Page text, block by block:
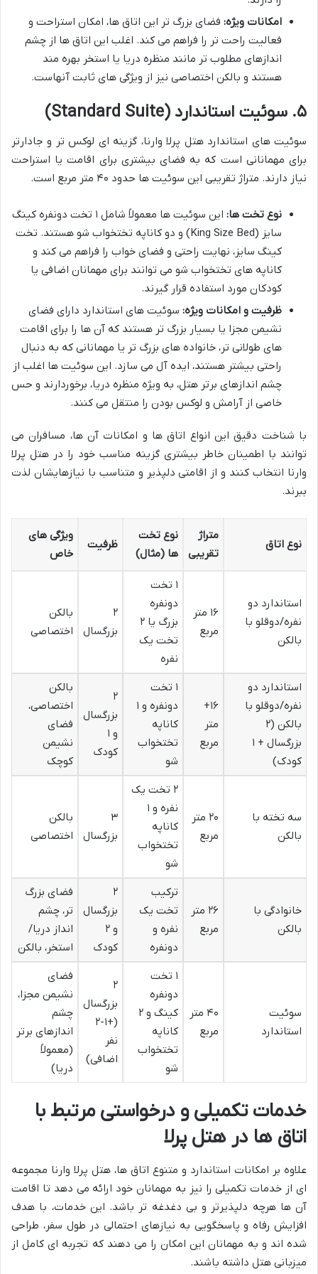
امکانات ویژه: فضای بزرگ تر این اتاق ها، امکان استراحت و
فعالیت راحت تر را فراهم می کند. اغلب این اتاق ها از چشم
اندازهای مطلوب تر مانند منظره دریا یا استخر بهره مند
هستند و بالکن اختصاصی نیز از ویژگی های ثابت آنهاست.
۵. سوئیت استاندارد (Standard Suite)
سوئیت های استاندارد هتل پرلا وارنا، گزینه ای لوکس تر و جادارتر
برای مهمانانی است که به فضای بیشتری برای اقامت یا استراحت
نیاز دارند. متراژ تقریبی این سوئیت ها حدود ۴۰ متر مربع است.
نوع تخت ها:
این سوئیت ها معمولاً شامل ۱ تخت دونفره کینگ
سایز (King Size Bed) و دو کاناپه تختخواب شو هستند. تخت
کینگ سایز، نهایت راحتی و فضای خواب را فراهم می کند و
کاناپه های تختخواب شو می توانند برای مهمانان اضافی یا
کودکان مورد استفاده قرار گیرند.
ظرفیت و امکانات ویژه: سوئیت های استاندارد دارای فضای
نشیمن مجزا یا بسیار بزرگ تر هستند که آن ها را برای اقامت
های طولانی تر، خانواده های بزرگ تر یا مهمانانی که به دنبال
راحتی بیشتر هستند، ایده آل می سازد. این سوئیت ها اغلب از
چشم اندازهای برتر هتل، به ویژه منظره دریا، برخوردارند و حس
خاصی از آرامش و لوکس بودن را منتقل می کنند.
با شناخت دقیق این انواع اتاق ها و امکانات آن ها، مسافران می
توانند با اطمینان خاطر بیشتری گزینه مناسب خود را در هتل پرلا
وارنا انتخاب کنند و از اقامتی دلپذیر و متناسب با نیازهایشان لذت
ببرند.
نوع اتاق
متراژ
تقریبی
نوع تخت
ها (مثال)
ظرفیت
ویژگی های
خاص
استاندارد دو
نفره/دوقلو با
بالکن
۱۶ متر
مربع
۱ تخت
دونفره
بزرگ یا ۲
تخت یک
نفره
۲
بزرگسال
بالکن
اختصاصی
استاندارد دو
نفره/دوقلو با
بالکن (۲
بزرگسال + ۱
کودک)
۱۶+
متر
مربع
۱ تخت
دونفره و ۱
کاناپه
تختخواب
شو
۲
بزرگسال
و ۱
کودک
بالکن
اختصاصی،
فضای
نشیمن
کوچک
سه تخته با
بالکن
۲۰ متر
مربع
۲ تخت یک
نفره و ۱
کاناپه
تختخواب
شو
۳
بزرگسال
بالکن
اختصاصی
خانوادگی با
بالکن
۲۶ متر
مربع
ترکیب
تخت یک
نفره و
دونفره
۲
بزرگسال
و ۲
کودک
فضای بزرگ
تر، چشم
انداز دریا/
استخر، بالکن
سوئیت
استاندارد
۴۰ متر
مربع
۱ تخت
دونفره
کینگ و ۲
کاناپه
تختخواب
شو
۲
بزرگسال
(+۱-۲
نفر
اضافی)
فضای
نشیمن مجزا،
چشم
اندازهای برتر
(معمولاً
دریا)
خدمات تکمیلی و درخواستی مرتبط با
اتاق ها در هتل پرلا
علاوه بر امکانات استاندارد و متنوع اتاق ها، هتل پرلا وارنا مجموعه
ای از خدمات تکمیلی را نیز به مهمانان خود ارائه می دهد تا اقامت
آن ها هرچه دلپذیرتر و بی دغدغه تر باشد. این خدمات، با هدف
افزایش رفاه و پاسخگویی به نیازهای احتمالی در طول سفر، طراحی
شده اند و به مهمانان این امکان را می دهند که تجربه ای کامل از
میزبانی هتل داشته باشند.